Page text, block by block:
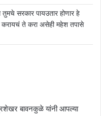
तुमचे सरकार पायउतार होणार हे
करायचं ते करा असेही महेश तपासे
बावनकुळे यांनी आपल्या